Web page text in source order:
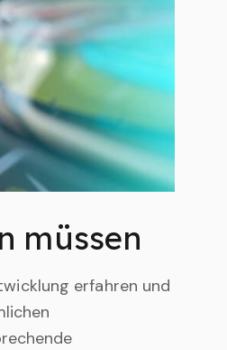
müssen
erfahren und